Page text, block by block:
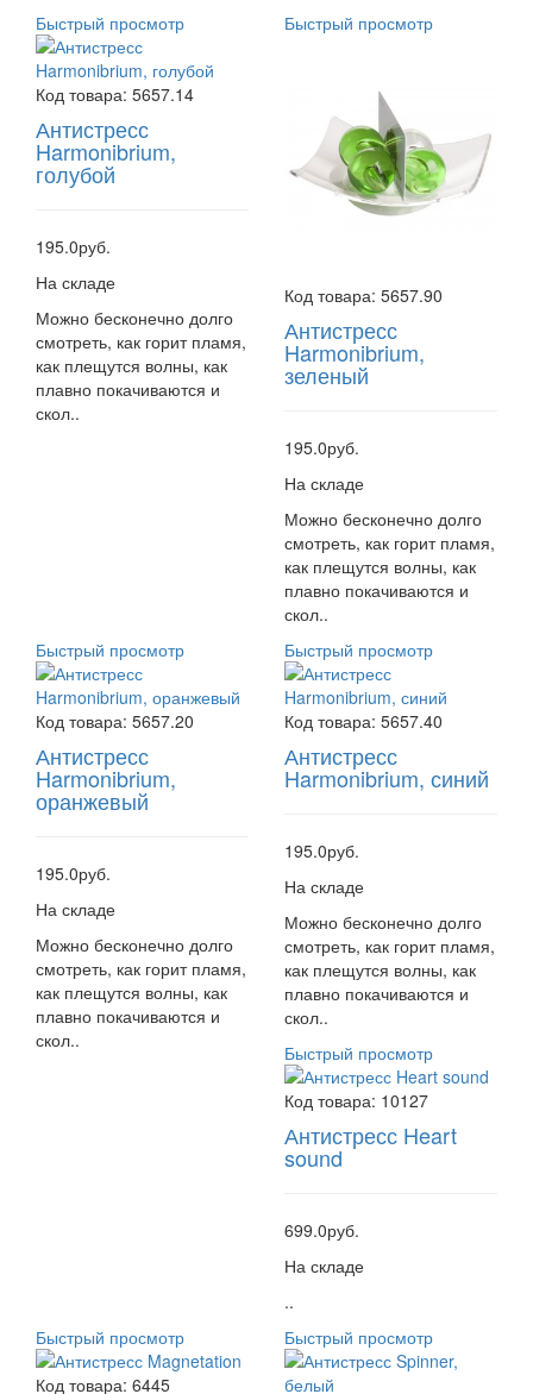
Быстрый просмотр
Код товара: 5657.14
Антистресс
Harmonibrium,
голубой
195.0руб.
На складе
Можно бесконечно долго
смотреть, как горит пламя,
как плещутся волны, как
плавно покачиваются и
скол..
Быстрый просмотр
Код товара: 5657.90
Антистресс
Harmonibrium,
зеленый
195.0руб.
На складе
Можно бесконечно долго
смотреть, как горит пламя,
как плещутся волны, как
плавно покачиваются и
скол..
Быстрый просмотр
Код товара: 5657.20
Антистресс
Harmonibrium,
оранжевый
195.0руб.
На складе
Можно бесконечно долго
смотреть, как горит пламя,
как плещутся волны, как
плавно покачиваются и
скол..
Быстрый просмотр
Код товара: 5657.40
Антистресс
Harmonibrium, синий
195.0руб.
На складе
Можно бесконечно долго
смотреть, как горит пламя,
как плещутся волны, как
плавно покачиваются и
скол..
Быстрый просмотр
Код товара: 10127
Антистресс Heart
sound
699.0руб.
На складе
..
Быстрый просмотр
Код товара: 6445
Быстрый просмотр